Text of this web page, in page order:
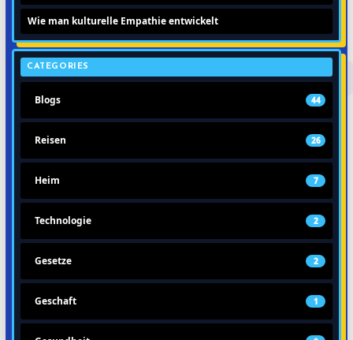
Wie man kulturelle Empathie entwickelt
CATEGORIES
Blogs 44
Reisen 26
Heim 7
Technologie 2
Gesetze 2
Geschaft 1